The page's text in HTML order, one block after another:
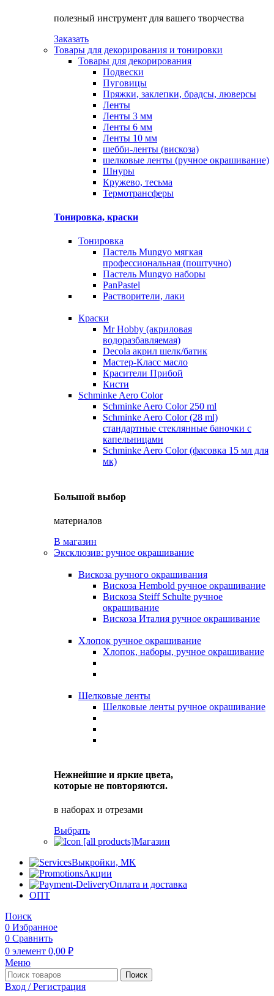
полезный инструмент для вашего творчества
Заказать
Товары для декорирования и тонировки
Товары для декорирования
Подвески
Пуговицы
Пряжки, заклепки, брадсы, люверсы
Ленты
Ленты 3 мм
Ленты 6 мм
Ленты 10 мм
шебби-ленты (вискоза)
шелковые ленты (ручное окрашивание)
Шнуры
Кружево, тесьма
Термотрансферы
Тонировка, краски
Тонировка
Пастель Mungyo мягкая
профессиональная (поштучно)
Пастель Mungyo наборы
PanPastel
Растворители, лаки
Краски
Mr Hobby (акриловая
водоразбавляемая)
Decola акрил шелк/батик
Мастер-Класс масло
Красители Прибой
Кисти
Schminke Aero Color
Schminke Aero Color 250 ml
Schminke Aero Color (28 ml)
стандартные стеклянные баночки с
капельницами
Schminke Aero Color (фасовка 15 мл для
мк)
Большой выбор
материалов
В магазин
Эксклюзив: ручное окрашивание
Вискоза ручного окрашивания
Вискоза Hembold ручное окрашивание
Вискоза Steiff Schulte ручное
окрашивание
Вискоза Италия ручное окрашивание
Хлопок ручное окрашивание
Хлопок, наборы, ручное окрашивание
Шелковые ленты
Шелковые ленты ручное окрашивание
Нежнейшие и яркие цвета,
которые не повторяются.
в наборах и отрезами
Выбрать
Магазин
Выкройки, МК
Акции
Оплата и доставка
ОПТ
Поиск
0 Избранное
0 Сравнить
0 элемент 0,00 ₽
Меню
Поиск
Вход / Регистрация